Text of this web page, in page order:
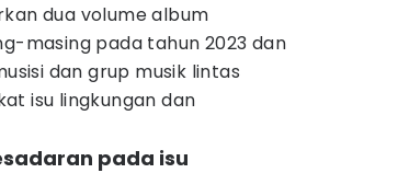
dua volume album
masing pada tahun 2023 dan
dan grup musik lintas
isu lingkungan dan
pada isu